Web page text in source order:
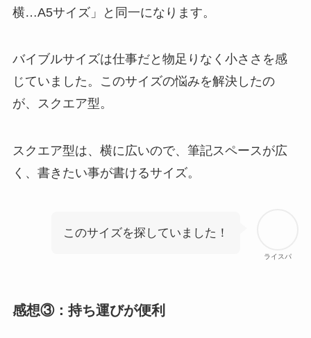
横…A5サイズ」と同一になります。
バイブルサイズは仕事だと物足りなく小ささを感
じていました。このサイズの悩みを解決したの
が、スクエア型。
スクエア型は、横に広いので、筆記スペースが広
く、書きたい事が書けるサイズ。
ライスパ
このサイズを探していました！
感想③：持ち運びが便利